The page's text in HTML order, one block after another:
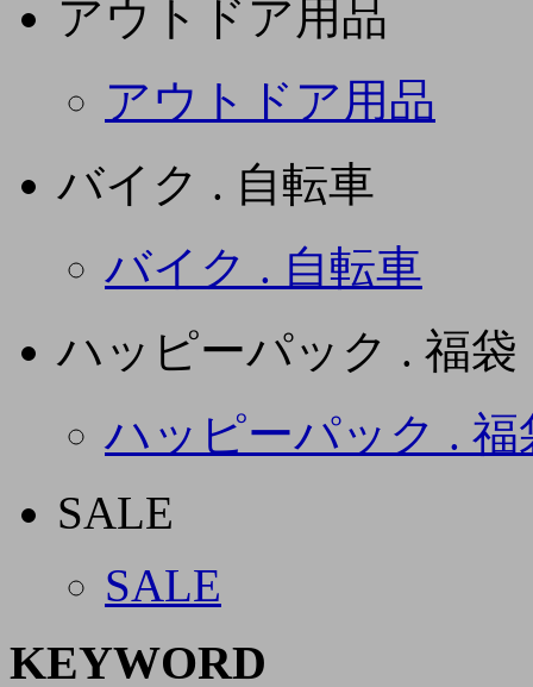
アウトドア用品
アウトドア用品
バイク . 自転車
バイク . 自転車
ハッピーパック . 福袋
ハッピーパック . 福
SALE
SALE
KEYWORD